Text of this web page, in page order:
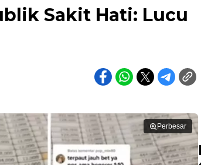
Sakit Hati: Lucu
Perbesar